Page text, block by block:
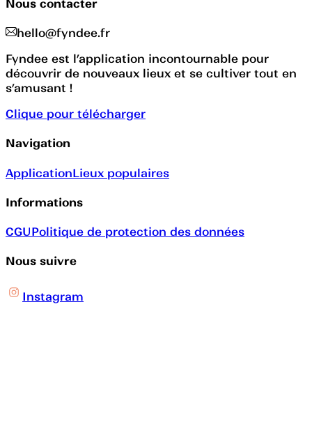
Nous contacter
hello@fyndee.fr
Fyndee est l’application incontournable pour
découvrir de nouveaux lieux et se cultiver tout en
s’amusant !
Clique pour télécharger
Navigation
ApplicationLieux populaires
Informations
CGUPolitique de protection des données
Nous suivre
Instagram